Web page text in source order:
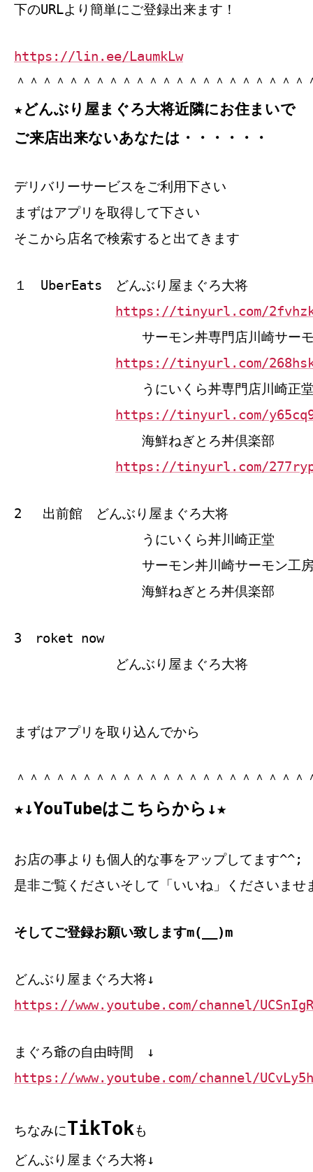
下のURLより簡単にご登録出来ます！
https://lin.ee/LaumkLw
＾＾＾＾＾＾＾＾＾＾＾＾＾＾＾＾＾＾＾＾＾
★どんぶり屋まぐろ大将近隣にお住まいで
ご来店出来ないあなたは・・・・・・
デリバリーサービスをご利用下さい
まずはアプリを取得して下さい
そこから店名で検索すると出てきます
１ UberEats どんぶり屋まぐろ大将
https://tinyurl.com/
サーモン丼専門店川崎サー
https://tinyurl.com/
うにいくら丼専門店川崎正
https://tinyurl.com/
海鮮ねぎとろ丼倶楽部
https://tinyurl.com/
2 出前館 どんぶり屋まぐろ大将
うにいくら丼川崎正堂
サーモン丼川崎サーモン工
海鮮ねぎとろ丼倶楽部
3 roket now
どんぶり屋まぐろ大将
まずはアプリを取り込んでから
＾＾＾＾＾＾＾＾＾＾＾＾＾＾＾＾＾＾＾＾＾
★↓YouTubeはこちらから↓★
お店の事よりも個人的な事をアップしてます^^;
是非ご覧くださいそして「いいね」くださいませ
そしてご登録お願い致しますm(__)m
どんぶり屋まぐろ大将↓
https://www.youtube.com/channel/
まぐろ爺の自由時間 ↓
https://www.youtube.com/channel/
ちなみにTikTokも
どんぶり屋まぐろ大将↓